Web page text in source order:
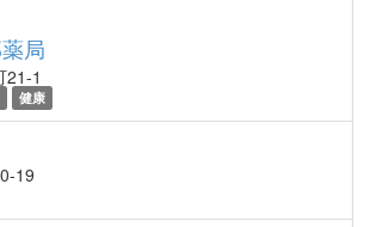
局
21-1
健康
19